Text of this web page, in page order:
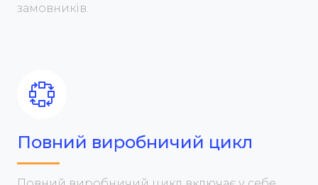
замовників.
Повний виробничий цикл